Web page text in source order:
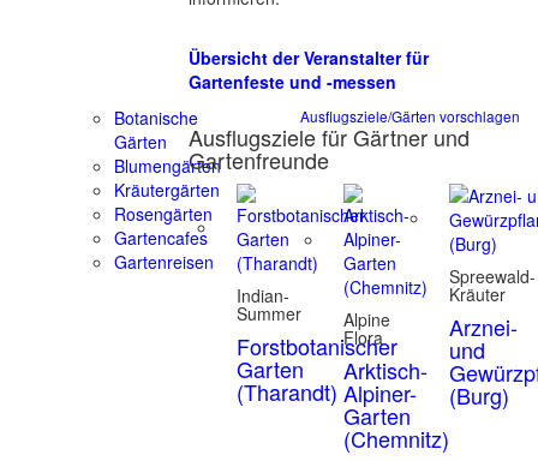
Übersicht der Veranstalter für
Gartenfeste und -messen
Botanische
Gärten
Blumengärten
Kräutergärten
Rosengärten
Gartencafes
Gartenreisen
Ausflugsziele/Gärten vorschlagen
Ausflugsziele für Gärtner und
Gartenfreunde
Indian-
Summer
Forstbotanischer
Garten
(Tharandt)
Alpine
Flora
Arktisch-
Alpiner-
Garten
(Chemnitz)
Spreewald-
Kräuter
Arznei-
und
(Burg)